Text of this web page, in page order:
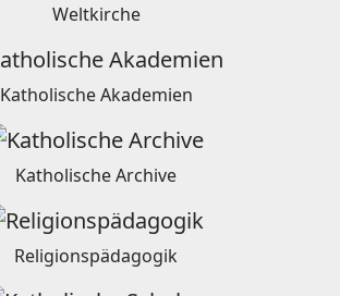
Weltkirche
Katholische Akademien
Katholische Archive
Religionspädagogik